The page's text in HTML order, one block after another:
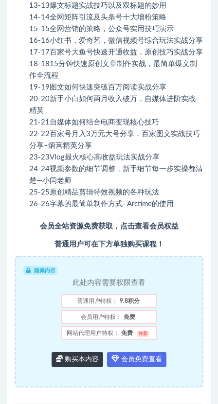
13-13爆文标题实战技巧以及双标题的妙用
14-14全网矩阵引流及头条号十大增粉策略
15-15全网营销的策略，公众号实用技巧演示
16-16小红书，爱奇艺，微信视频号综合玩法实战分享
17-17百家号大鱼号快速开通收益，原创技巧实战分享
18-1815分钟快速原创文章制作实战，最简单爆文制
作全流程
19-19图文如何快速突破百万阅读实战分享
20-20新手小白如何两月收入破万，自媒体进阶实战–
精英
21-21自媒体如何结合电商变现核心技巧
22-22百家号月入3万元大号分享，百家图文实战技巧
分享–炳营精英分享
23-23Vlog最火核心高收益玩法实战分享
24-24视频参数的细节调整，新手细节每一步实操都清
楚—小闫老师
25-25原创精品剪辑特效视频的各种玩法
26-26字幕的最简单制作方式–Arctime的使用
会员全站资源免费获取，点击查看会员权益
普通用户可在下方单独购买课程！
隐藏内容
此处内容需要权限查看
普通用户特权： 9.8积分
会员用户特权： 免费
网站代理用户特权： 免费 推荐
购买本内容 会员免费查看